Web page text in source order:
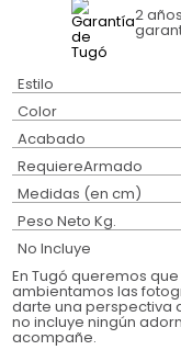
2 años
Estilo
Color
Acabado
RequiereArmado
Medidas (en cm)
Peso Neto Kg.
No Incluye
En Tugó queremos
ambientamos las
darte una perspectiva
no incluye ningún
acompañe.